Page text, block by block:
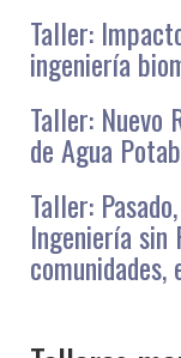
Taller:
ingeniería
Taller: Nuevo
de Agua
Taller:
Ingeniería